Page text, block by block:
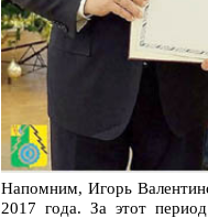
Напомним, Игорь
2017 года. За этот